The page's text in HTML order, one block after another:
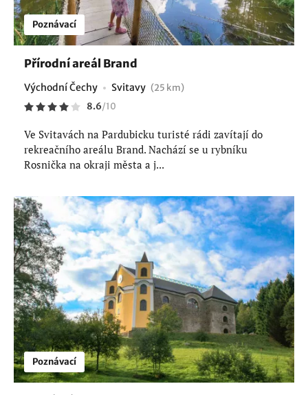
Poznávací
Přírodní areál Brand
Východní Čechy Svitavy (25 km)
8.6/10
Ve Svitavách na Pardubicku turisté rádi zavítají do
rekreačního areálu Brand. Nachází se u rybníku
Rosnička na okraji města a j...
Poznávací